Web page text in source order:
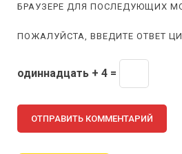
БРАУЗЕРЕ ДЛЯ ПОСЛЕДУЮЩИХ
ПОЖАЛУЙСТА, ВВЕДИТЕ ОТВЕТ
одиннадцать + 4 =